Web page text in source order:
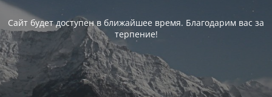
Сайт будет доступен в ближайшее время. Благодарим вас за
терпение!